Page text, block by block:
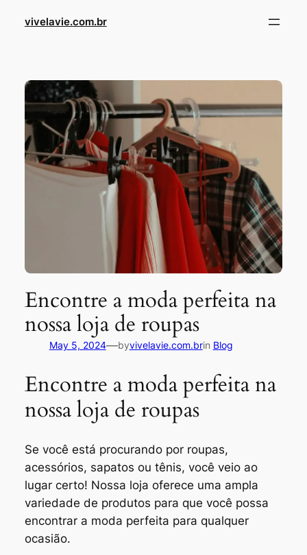
vivelavie.com.br
Encontre a moda perfeita na
nossa loja de roupas
May 5, 2024—byvivelavie.com.brin Blog
Encontre a moda perfeita na
nossa loja de roupas
Se você está procurando por roupas,
acessórios, sapatos ou tênis, você veio ao
lugar certo! Nossa loja oferece uma ampla
variedade de produtos para que você possa
encontrar a moda perfeita para qualquer
ocasião.